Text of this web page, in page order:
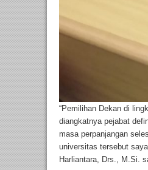
“Pemilihan Dekan di
diangkatnya pejabat
masa perpanjangan
universitas tersebut
Harliantara, Drs., M.Si.